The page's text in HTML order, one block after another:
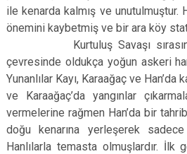
ile kenarda kalmış ve
önemini kaybetmiş ve bir ara köy
Kurtuluş Savaşı
çevresinde oldukça yoğun askeri
Yunanlılar Kayı, Karaağaç ve Han’da
ve Karaağaç’da yangınlar
vermelerine rağmen Han’da bir
doğu kenarına yerleşerek
Hanlılarla temasta olmuşlardır. İlk